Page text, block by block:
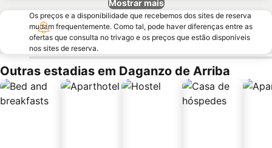
Mostrar mais
Os preços e a disponibilidade que recebemos dos sites de reserva
mudam frequentemente. Como tal, pode haver diferenças entre as
ofertas que consulta no trivago e os preços que estão disponíveis
nos sites de reserva.
Outras estadias em Daganzo de Arriba